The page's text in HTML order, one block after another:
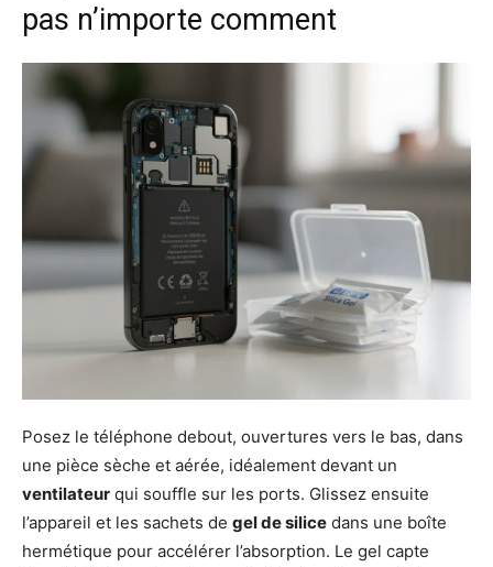
pas n’importe comment
Posez le téléphone debout, ouvertures vers le bas, dans
une pièce sèche et aérée, idéalement devant un
ventilateur qui souffle sur les ports. Glissez ensuite
l’appareil et les sachets de gel de silice dans une boîte
hermétique pour accélérer l’absorption. Le gel capte